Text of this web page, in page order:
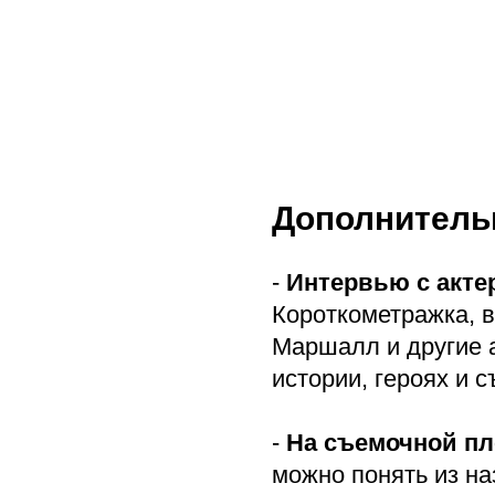
- Интервью с
Короткометражка,
Маршалл и другие
истории, героях и
- На съемочной
можно понять из